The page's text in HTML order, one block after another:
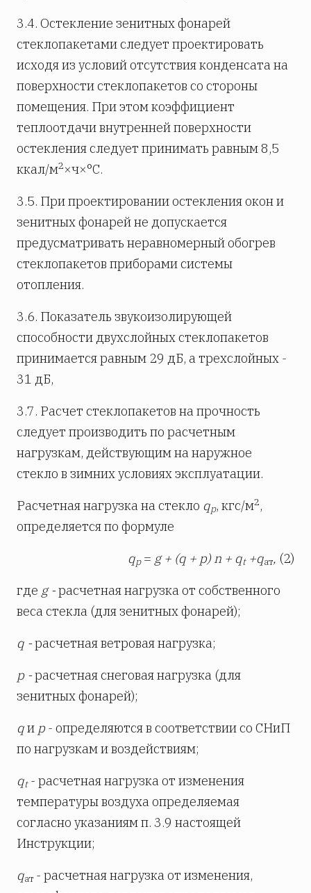
3.4. Остекление зенитных фонарей
стеклопакетами следует проектировать
исходя из условий отсутствия конденсата на
поверхности стеклопакетов со стороны
помещения. При этом коэффициент
теплоотдачи внутренней поверхности
остекления следует принимать равным 8,5
ккал/м2×ч×°С.
3.5. При проектировании остекления окон и
зенитных фонарей не допускается
предусматривать неравномерный обогрев
стеклопакетов приборами системы
отопления.
3.6. Показатель звукоизолирующей
способности двухслойных стеклопакетов
принимается равным 29 дБ, а трехслойных -
31 дБ,
3.7. Расчет стеклопакетов на прочность
следует производить по расчетным
нагрузкам, действующим на наружное
стекло в зимних условиях эксплуатации.
Расчетная нагрузка на стекло qр, кгс/м2,
определяется по формуле
qp = g + (q + p) n + qt+qат, (2)
где g-расчетная нагрузка от собственного
веса стекла (для зенитных фонарей);
q -расчетная ветровая нагрузка;
р -расчетная снеговая нагрузка (для
зенитных фонарей);
qи р- определяются в соответствии со СНиП
по нагрузкам и воздействиям;
qt- расчетная нагрузка от изменения
температуры воздуха определяемая
согласно указаниям п. 3.9 настоящей
Инструкции;
qат - расчетная нагрузка от изменения,